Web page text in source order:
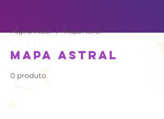
Página inicial Mapa Astral
Mapa Astral
0 produto